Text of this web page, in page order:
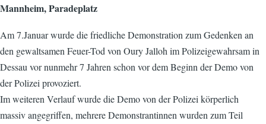
Mannheim, Paradeplatz
Am 7.Januar wurde die friedliche Demonstration zum Gedenken an
den gewaltsamen Feuer-Tod von Oury Jalloh im Polizeigewahrsam in
Dessau vor nunmehr 7 Jahren schon vor dem Beginn der Demo von
der Polizei provoziert.
Im weiteren Verlauf wurde die Demo von der Polizei körperlich
massiv angegriffen, mehrere Demonstrantinnen wurden zum Teil